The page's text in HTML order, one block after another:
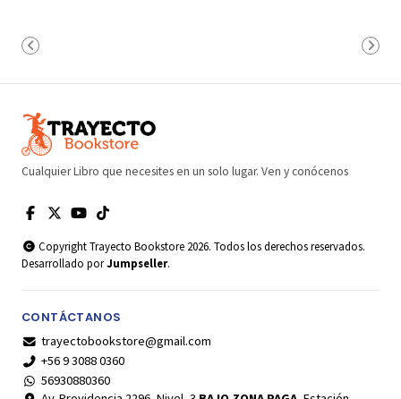
Cualquier Libro que necesites en un solo lugar. Ven y conócenos
Copyright Trayecto Bookstore 2026. Todos los derechos reservados.
Desarrollado porJumpseller.
CONTÁCTANOS
trayectobookstore@gmail.com
+56 9 3088 0360
56930880360